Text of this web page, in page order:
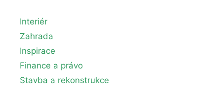
Interiér
Zahrada
Inspirace
Finance a právo
Stavba a rekonstrukce